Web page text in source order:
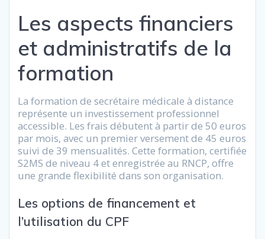
Les aspects financiers
et administratifs de la
formation
La formation de secrétaire médicale à distance
représente un investissement professionnel
accessible. Les frais débutent à partir de 50 euros
par mois, avec un premier versement de 45 euros
suivi de 39 mensualités. Cette formation, certifiée
S2MS de niveau 4 et enregistrée au RNCP, offre
une grande flexibilité dans son organisation.
Les options de financement et
l’utilisation du CPF